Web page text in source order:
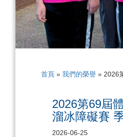
首頁» 我們的榮譽» 2026
2026第69屆
溜冰障礙賽
2026-06-25